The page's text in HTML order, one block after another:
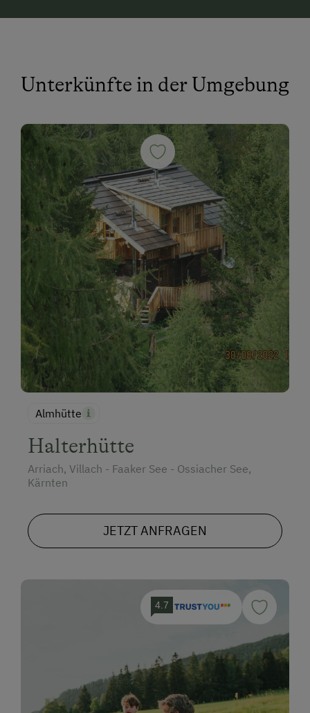
Unterkünfte in der Umgebung
Almhütte
Halterhütte
Arriach, Villach - Faaker See - Ossiacher See,
Kärnten
JETZT ANFRAGEN
4.7